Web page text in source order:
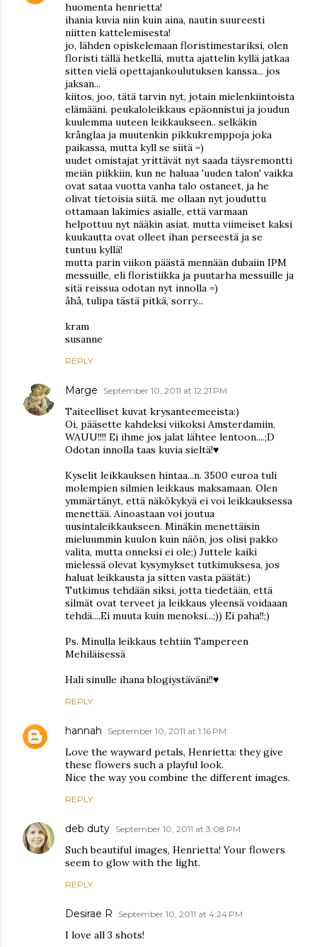
huomenta henrietta!
ihania kuvia niin kuin aina, nautin suureesti
niitten kattelemisesta!
jo, lähden opiskelemaan floristimestariksi, olen
floristi tällä hetkellä, mutta ajattelin kyllä jatkaa
sitten vielä opettajankoulutuksen kanssa... jos
jaksan...
kiitos, joo, tätä tarvin nyt, jotain mielenkiintoista
elämääni. peukaloleikkaus epäonnistui ja joudun
kuulemma uuteen leikkaukseen.. selkäkin
krånglaa ja muutenkin pikkukremppoja joka
paikassa, mutta kyll se siitä =)
uudet omistajat yrittävät nyt saada täysremontti
meiän piikkiin, kun ne haluaa 'uuden talon' vaikka
ovat sataa vuotta vanha talo ostaneet, ja he
olivat tietoisia siitä. me ollaan nyt jouduttu
ottamaan lakimies asialle, että varmaan
helpottuu nyt nääkin asiat. mutta viimeiset kaksi
kuukautta ovat olleet ihan perseestä ja se
tuntuu kyllä!
mutta parin viikon päästä mennään dubaiin IPM
messuille, eli floristiikka ja puutarha messuille ja
sitä reissua odotan nyt innolla =)
åhå, tulipa tästä pitkä, sorry...
kram
susanne
REPLY
Marge September 10, 2011 at 12:21 PM
Taiteelliset kuvat krysanteemeeista:)
Oi, pääsette kahdeksi viikoksi Amsterdamiin,
WAUU!!!! Ei ihme jos jalat lähtee lentoon....;D
Odotan innolla taas kuvia sieltä!♥
Kyselit leikkauksen hintaa...n. 3500 euroa tuli
molempien silmien leikkaus maksamaan. Olen
ymmärtänyt, että näkökykyä ei voi leikkauksessa
menettää. Ainoastaan voi joutua
uusintaleikkaukseen. Minäkin menettäisin
mieluummin kuulon kuin näön, jos olisi pakko
valita, mutta onneksi ei ole;) Juttele kaiki
mielessä olevat kysymykset tutkimuksesa, jos
haluat leikkausta ja sitten vasta päätät:)
Tutkimus tehdään siksi, jotta tiedetään, että
silmät ovat terveet ja leikkaus yleensä voidaaan
tehdä....Ei muuta kuin menoksi...;)) Ei paha!!;)
Ps. Minulla leikkaus tehtiin Tampereen
Mehiläisessä
Hali sinulle ihana blogiystäväni!!♥
REPLY
hannah September 10, 2011 at 1:16 PM
Love the wayward petals, Henrietta: they give
these flowers such a playful look.
Nice the way you combine the different images.
REPLY
deb duty September 10, 2011 at 3:08 PM
Such beautiful images, Henrietta! Your flowers
seem to glow with the light.
REPLY
Desirae R September 10, 2011 at 4:24 PM
I love all 3 shots!